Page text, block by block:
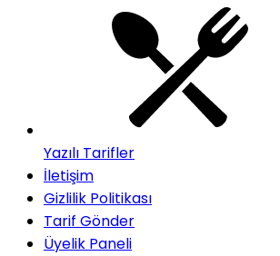
Yazılı Tarifler
İletişim
Gizlilik Politikası
Tarif Gönder
Üyelik Paneli